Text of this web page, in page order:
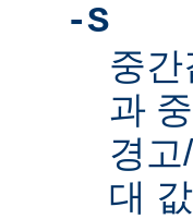
-S
중
과
경
대